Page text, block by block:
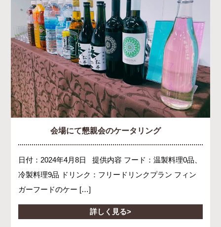
会場にて懇親会のケータリング
日付：2024年4月8日 提供内容 フード：温製料理0品、
冷製料理9品 ドリンク：フリードリンクプラン フィン
ガーフードのケー […]
詳しく見る